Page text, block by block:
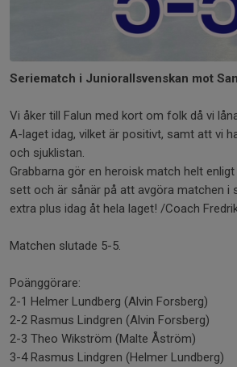
Seriematch i Juniorallsvenskan mot
Vi åker till Falun med kort om folk då vi
A-laget idag, vilket är positivt, samt att vi
och sjuklistan.
Grabbarna gör en heroisk match helt
sett och är sånär på att avgöra matchen i
extra plus idag åt hela laget! /Coach
Matchen slutade 5-5.
Poänggörare:
2-1 Helmer Lundberg (Alvin Forsberg)
2-2 Rasmus Lindgren (Alvin Forsberg)
2-3 Theo Wikström (Malte Åström)
3-4 Rasmus Lindgren (Helmer Lundberg)